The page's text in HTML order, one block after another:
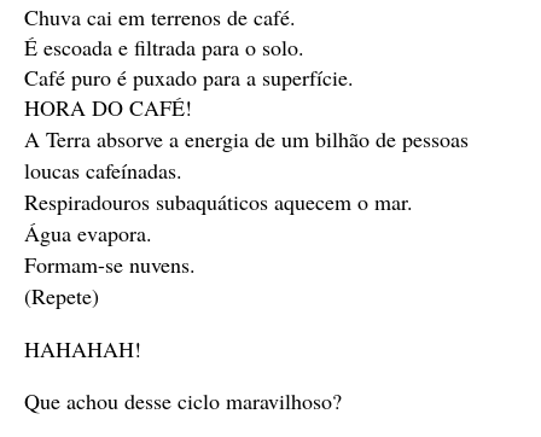
Chuva cai em terrenos de café.
É escoada e filtrada para o solo.
Café puro é puxado para a superfície.
HORA DO CAFÉ!
A Terra absorve a energia de um bilhão de pessoas
loucas cafeínadas.
Respiradouros subaquáticos aquecem o mar.
Água evapora.
Formam-se nuvens.
(Repete)
HAHAHAH!
Que achou desse ciclo maravilhoso?